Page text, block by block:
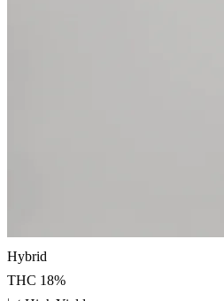
Hybrid
THC 18%